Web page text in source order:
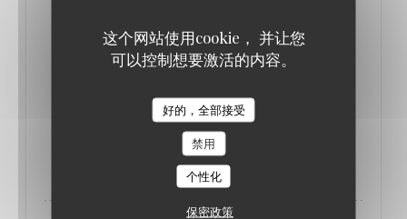
这个网站使用cookie， 并让您
可以控制想要激活的内容。
好的，全部接受
禁用
个性化
保密政策
Mention Bonne sélection de vins
((在新窗口中打开))
L'Oiseau Bleu